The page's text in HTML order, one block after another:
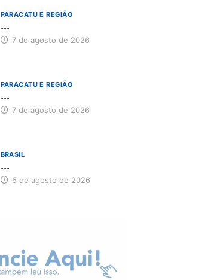
PARACATU E REGIÃO
...
7 de agosto de 2026
PARACATU E REGIÃO
...
7 de agosto de 2026
BRASIL
...
6 de agosto de 2026